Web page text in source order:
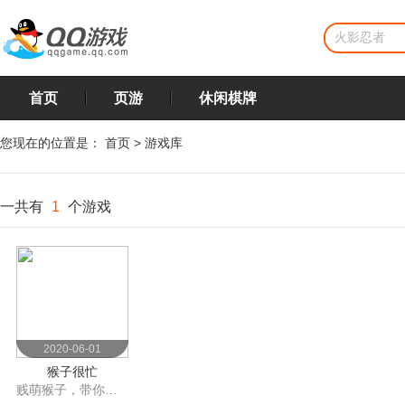
首页 页游 休闲棋牌
您现在的位置是： 首页 > 游戏库
一共有 1 个游戏
2020-06-01
猴子很忙